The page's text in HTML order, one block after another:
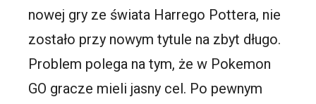
nowej gry ze świata Harrego Pottera, nie
zostało przy nowym tytule na zbyt długo.
Problem polega na tym, że w Pokemon
GO gracze mieli jasny cel. Po pewnym